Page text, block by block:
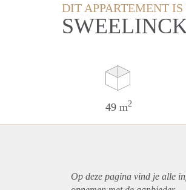
DIT APPARTEMENT
49 m2
Op deze pagina vind je alle